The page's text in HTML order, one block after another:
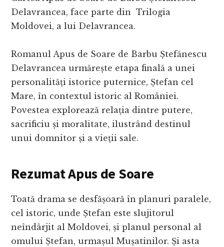
Delavrancea, face parte din Trilogia
Moldovei, a lui Delavrancea.
Romanul Apus de Soare de Barbu Ștefănescu
Delavrancea urmărește etapa finală a unei
personalități istorice puternice, Ștefan cel
Mare, în contextul istoric al României.
Povestea explorează relația dintre putere,
sacrificiu și moralitate, ilustrând destinul
unui domnitor și a vieții sale.
Rezumat Apus de Soare
Toată drama se desfășoară în planuri paralele,
cel istoric, unde Ștefan este slujitorul
neîndârjit al Moldovei, și planul personal al
omului Ștefan, urmașul Mușatinilor. Și asta